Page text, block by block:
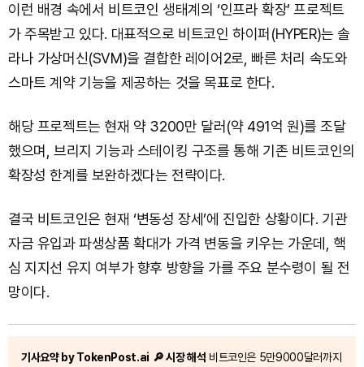
이런 배경 속에서 비트코인 생태계의 ‘인프라 확장’ 프로젝트
가 주목받고 있다. 대표적으로 비트코인 하이퍼(HYPER)는 솔
라나 가상머신(SVM)을 결합한 레이어2로, 빠른 처리 속도와
스마트 계약 기능을 제공하는 것을 목표로 한다.
해당 프로젝트는 현재 약 3200만 달러(약 491억 원)를 조달
했으며, 브리지 기능과 스테이킹 구조를 통해 기존 비트코인의
확장성 한계를 보완하겠다는 전략이다.
결국 비트코인은 현재 ‘변동성 장세’에 진입한 상황이다. 기관
자금 유입과 파생상품 확대가 가격 변동을 키우는 가운데, 핵
심 지지선 유지 여부가 향후 방향을 가를 주요 분수령이 될 전
망이다.
기사요약 by TokenPost.ai 🔎 시장 해석 비트코인은 5만9000달러까지